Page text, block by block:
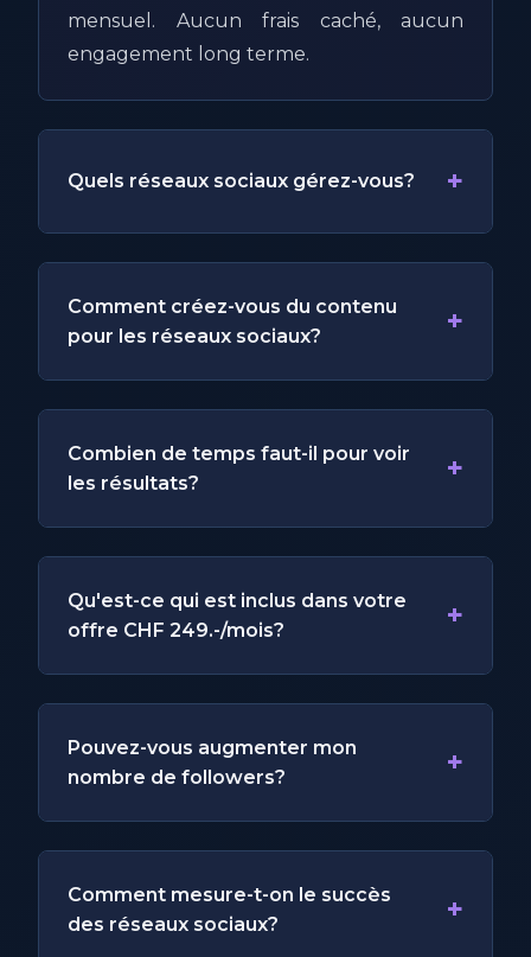
mensuel. Aucun frais caché, aucun
engagement long terme.
Quels réseaux sociaux gérez-vous? +
Comment créez-vous du contenu
pour les réseaux sociaux?
+
Combien de temps faut-il pour voir
les résultats?
+
Qu'est-ce qui est inclus dans votre
offre CHF 249.-/mois?
+
Pouvez-vous augmenter mon
nombre de followers?
+
Comment mesure-t-on le succès
des réseaux sociaux?
+